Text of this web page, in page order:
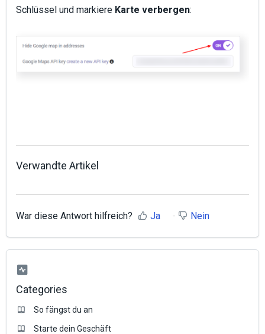
Schlüssel und markiere Karte verbergen:
Verwandte Artikel
War diese Antwort hilfreich? Ja Nein
Categories
So fängst du an
Starte dein Geschäft